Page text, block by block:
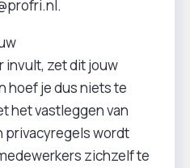
invult, zet dit jouw
hoef je dus niets te
het vastleggen van
privacyregels wordt
zichzelf te